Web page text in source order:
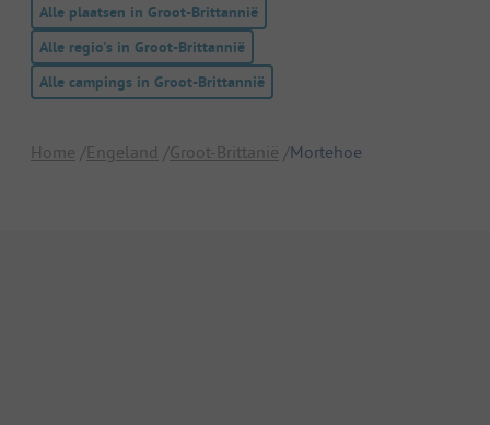
Alle plaatsen in Groot-Brittannië
Alle regio's in Groot-Brittannië
Alle campings in Groot-Brittannië
Home Engeland Groot-Brittanië Mortehoe